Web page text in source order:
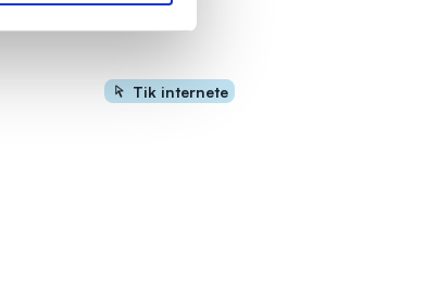
Tik internete